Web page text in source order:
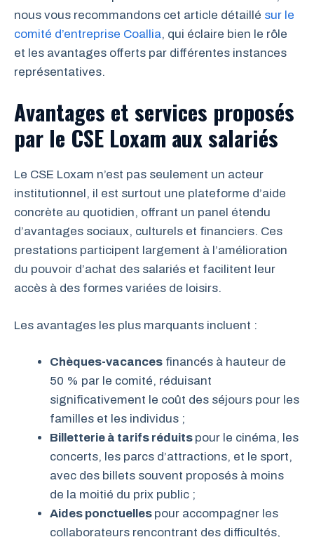
nous vous recommandons cet article détaillé sur le
comité d’entreprise Coallia, qui éclaire bien le rôle
et les avantages offerts par différentes instances
représentatives.
Avantages et services proposés
par le CSE Loxam aux salariés
Le CSE Loxam n’est pas seulement un acteur
institutionnel, il est surtout une plateforme d’aide
concrète au quotidien, offrant un panel étendu
d’avantages sociaux, culturels et financiers. Ces
prestations participent largement à l’amélioration
du pouvoir d’achat des salariés et facilitent leur
accès à des formes variées de loisirs.
Les avantages les plus marquants incluent :
Chèques-vacances financés à hauteur de
50 % par le comité, réduisant
significativement le coût des séjours pour les
familles et les individus ;
Billetterie à tarifs réduits pour le cinéma, les
concerts, les parcs d’attractions, et le sport,
avec des billets souvent proposés à moins
de la moitié du prix public ;
Aides ponctuelles pour accompagner les
collaborateurs rencontrant des difficultés,